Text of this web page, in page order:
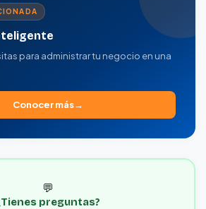
para administrar tu negocio en una
Conocer más
💬
preguntas?